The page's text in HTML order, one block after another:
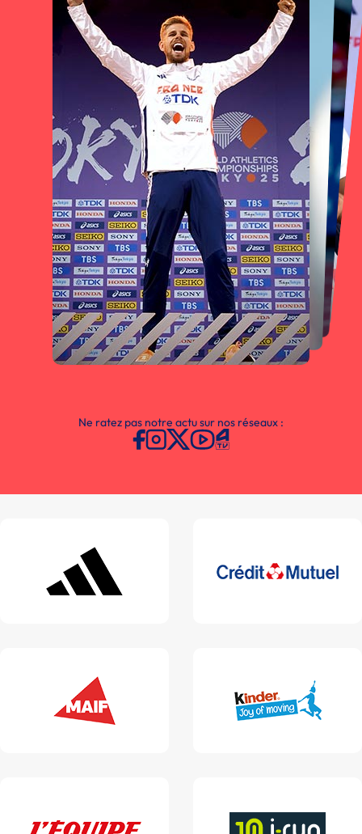
Ne ratez pas notre actu sur nos réseaux :